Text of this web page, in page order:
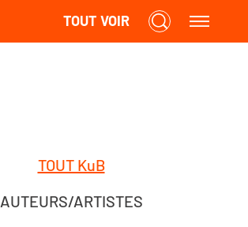
TOUT VOIR
TOUT KuB
AUTEURS/ARTISTES